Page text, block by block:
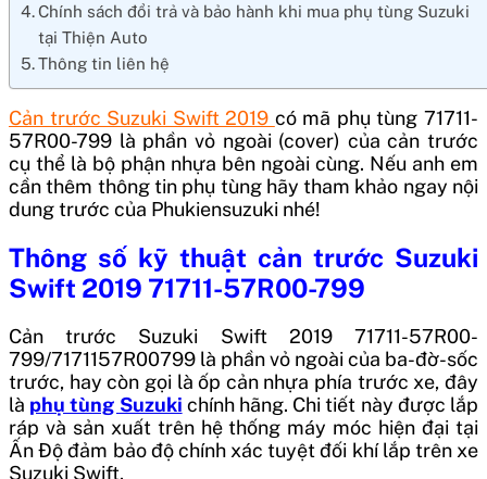
Chính sách đổi trả và bảo hành khi mua phụ tùng Suzuki
tại Thiện Auto
Thông tin liên hệ
Cản trước Suzuki Swift 2019 có mã phụ tùng 71711-
57R00-799 là phần vỏ ngoài (cover) của cản trước
cụ thể là bộ phận nhựa bên ngoài cùng. Nếu anh em
cần thêm thông tin phụ tùng hãy tham khảo ngay nội
dung trước của Phukiensuzuki nhé!
Thông số kỹ thuật cản trước Suzuki
Swift 2019 71711-57R00-799
Cản trước Suzuki Swift 2019 71711-57R00-
799/7171157R00799 là phần vỏ ngoài của ba-đờ-sốc
trước, hay còn gọi là ốp cản nhựa phía trước xe, đây
là phụ tùng Suzuki chính hãng. Chi tiết này được lắp
ráp và sản xuất trên hệ thống máy móc hiện đại tại
Ấn Độđảm bảo độ chính xác tuyệt đối khí lắp trên xe
Suzuki Swift.